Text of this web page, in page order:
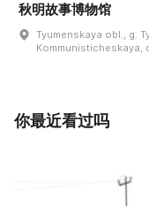
秋明故事博物馆
Tyumenskaya obl., g.
Kommunisticheskaya,
你最近看过吗